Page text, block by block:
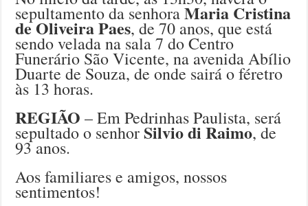
sepultamento da senhoraMaria Cristina
de Oliveira Paes, de 70 anos, que está
sendo velada na sala 7 do Centro
Funerário São Vicente, na avenida Abílio
Duarte de Souza, de onde sairá o féretro
às 13 horas.
REGIÃO – Em Pedrinhas Paulista, será
sepultado o senhorSilvio di Raimo, de
93 anos.
Aos familiares e amigos, nossos
sentimentos!